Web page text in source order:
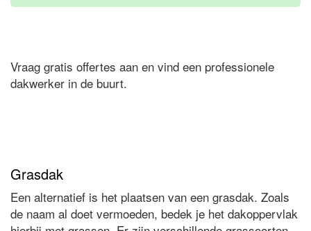
Vraag gratis offertes aan en vind een professionele
dakwerker in de buurt.
Grasdak
Een alternatief is het plaatsen van een grasdak. Zoals
de naam al doet vermoeden, bedek je het dakoppervlak